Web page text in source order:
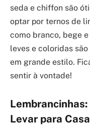
seda e chiffon são
optar por ternos de
como branco, bege
leves e coloridas
em grande estilo.
sentir à vontade!
Levar para Casa